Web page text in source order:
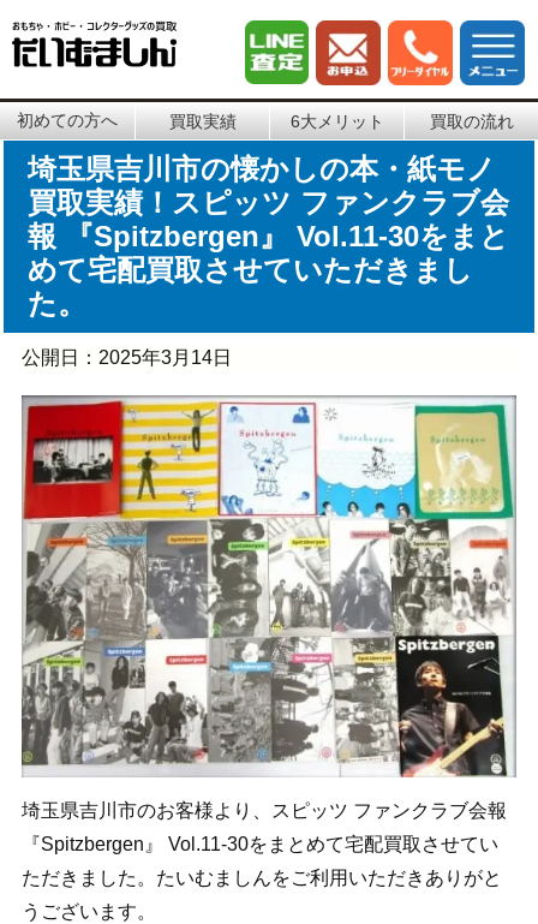
初めての方へ 買取実績 6大メリット 買取の流れ
埼玉県吉川市の懐かしの本・紙モノ
買取実績！スピッツ ファンクラブ会
報 『Spitzbergen』 Vol.11-30をまと
めて宅配買取させていただきまし
た。
公開日： 2025年3月14日
埼玉県吉川市のお客様より、スピッツ ファンクラブ会報
『Spitzbergen』 Vol.11-30をまとめて宅配買取させてい
ただきました。たいむましんをご利用いただきありがと
うございます。